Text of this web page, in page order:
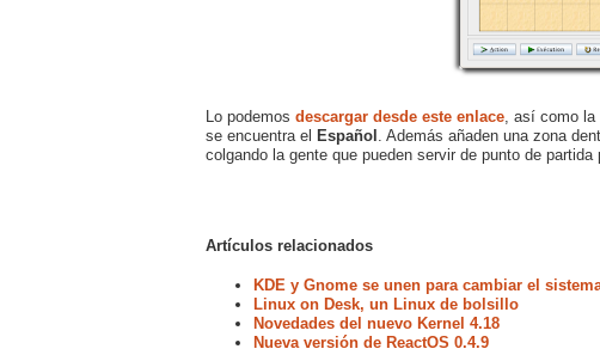
Lo podemos descargar desde este enlace , así como
se encuentra el Español . Además añaden una zona
colgando la gente que pueden servir de punto de partida
Artículos relacionados
KDE y Gnome se unen para cambiar el
Linux on Desk, un Linux de bolsillo
Novedades del nuevo Kernel 4.18
Nueva versión de ReactOS 0.4.9